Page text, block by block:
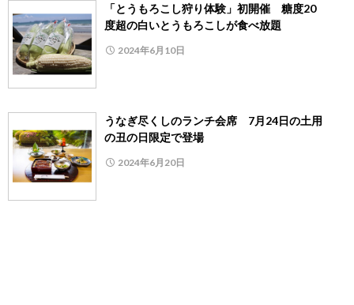
「とうもろこし狩り体験」初開催 糖度20
度超の白いとうもろこしが食べ放題
2024年6月10日
うなぎ尽くしのランチ会席 7月24日の土用
の丑の日限定で登場
2024年6月20日